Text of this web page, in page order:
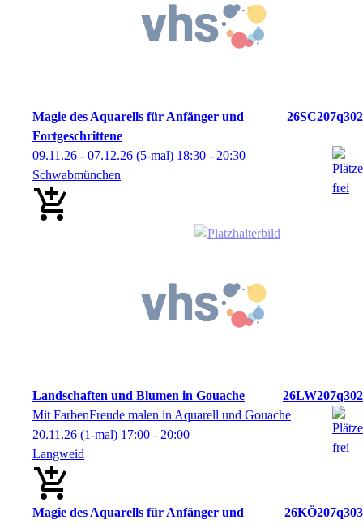
Magie des Aquarells für Anfänger und
Fortgeschrittene
26SC207q302
09.11.26 - 07.12.26 (5-mal) 18:30 - 20:30
Schwabmünchen
Landschaften und Blumen in Gouache
26LW207q302
Mit FarbenFreude malen in Aquarell und Gouache
20.11.26 (1-mal) 17:00 - 20:00
Langweid
Magie des Aquarells für Anfänger und
26KÖ207q303